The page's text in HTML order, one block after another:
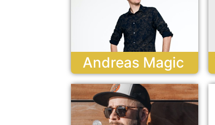
Andreas Magic